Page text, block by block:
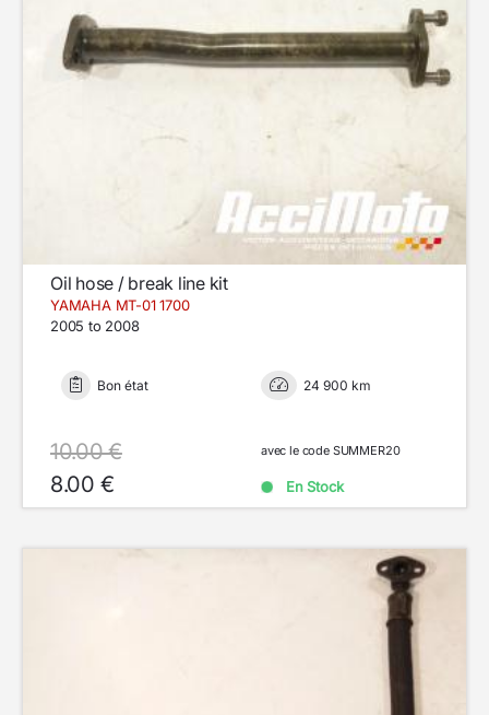
Oil hose / break line kit
YAMAHA MT-01 1700
2005 to 2008
Bon état 24 900 km
10.00 €
8.00 €
avec le code SUMMER20
En Stock